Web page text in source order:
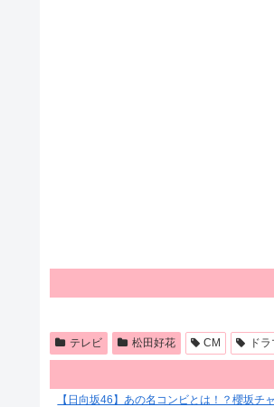
テレビ 松田好花 CM ドラ
【日向坂46】あの名コンビとは！？櫻坂チ